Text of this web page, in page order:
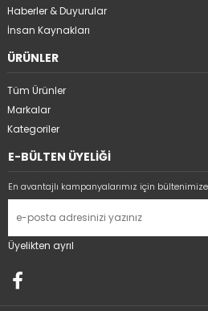
Haberler & Duyurular
İnsan Kaynakları
ÜRÜNLER
Tüm Ürünler
Markalar
Kategoriler
E-BÜLTEN ÜYELİĞİ
En avantajlı kampanyalarımız için
Üyelikten ayrıl